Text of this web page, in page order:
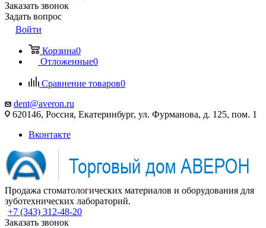
Заказать звонок
Задать вопрос
Войти
Корзина0
Отложенные0
Сравнение товаров0
dent@averon.ru
620146, Россия, Екатеринбург, ул. Фурманова, д. 125, пом. 1
Вконтакте
Продажа стоматологических материалов и оборудования для
зуботехнических лабораторий.
+7 (343) 312-48-20
Заказать звонок